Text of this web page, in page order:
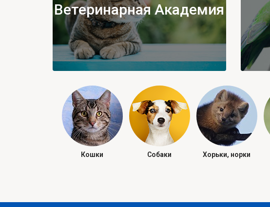
Ветеринарная Академия
Кошки Собаки Хорьки, норки